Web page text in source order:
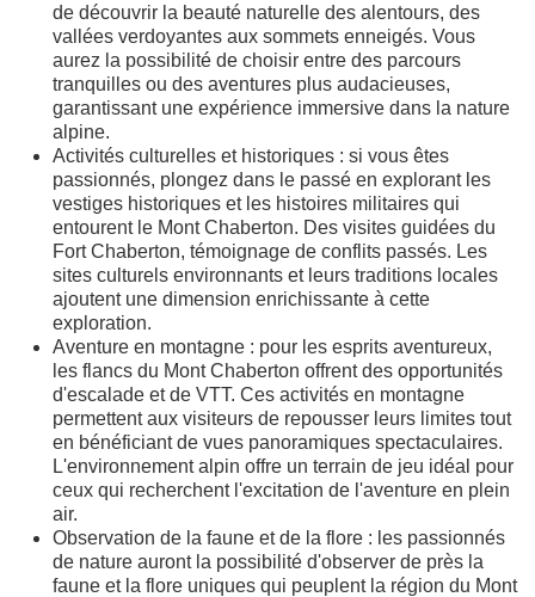
de découvrir la beauté naturelle des alentours, des
vallées verdoyantes aux sommets enneigés. Vous
aurez la possibilité de choisir entre des parcours
tranquilles ou des aventures plus audacieuses,
garantissant une expérience immersive dans la nature
alpine.
Activités culturelles et historiques : si vous êtes
passionnés, plongez dans le passé en explorant les
vestiges historiques et les histoires militaires qui
entourent le Mont Chaberton. Des visites guidées du
Fort Chaberton, témoignage de conflits passés. Les
sites culturels environnants et leurs traditions locales
ajoutent une dimension enrichissante à cette
exploration.
Aventure en montagne : pour les esprits aventureux,
les flancs du Mont Chaberton offrent des opportunités
d'escalade et de VTT. Ces activités en montagne
permettent aux visiteurs de repousser leurs limites tout
en bénéficiant de vues panoramiques spectaculaires.
L'environnement alpin offre un terrain de jeu idéal pour
ceux qui recherchent l'excitation de l'aventure en plein
air.
Observation de la faune et de la flore : les passionnés
de nature auront la possibilité d'observer de près la
faune et la flore uniques qui peuplent la région du Mont